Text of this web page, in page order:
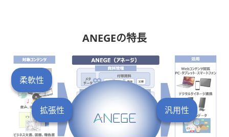
ANEGEの特長
柔軟性
汎用性
拡張性